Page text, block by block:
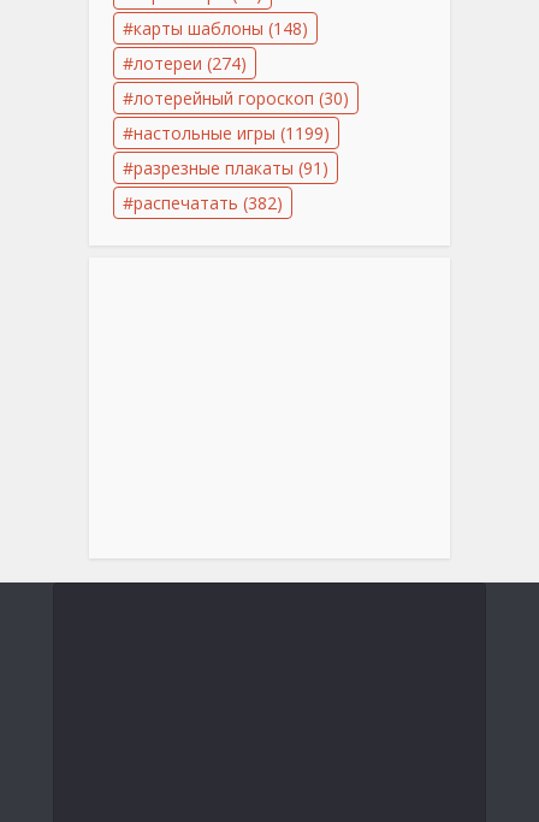
карты шаблоны (148)
лотереи (274)
лотерейный гороскоп (30)
настольные игры (1199)
разрезные плакаты (91)
распечатать (382)